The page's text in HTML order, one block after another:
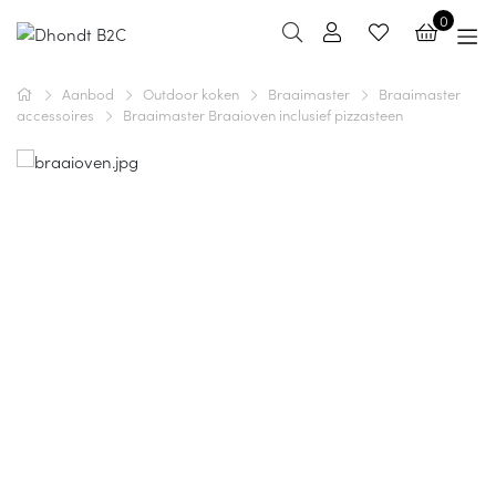
0
Aanbod Outdoor koken Braaimaster
Braaimaster
accessoires
Braaimaster Braaioven inclusief pizzasteen